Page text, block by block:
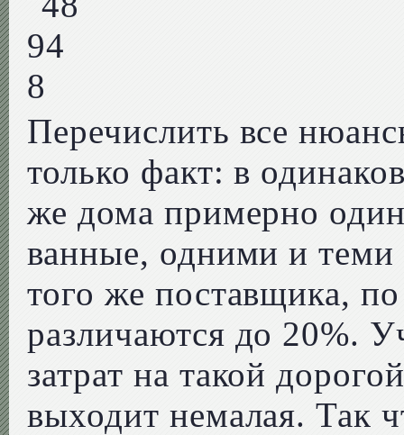
Перечислить все
только факт: в
же дома примерно
ванные, одними и теми
того же поставщика,
различаются до 20%.
затрат на такой
выходит немалая. Так